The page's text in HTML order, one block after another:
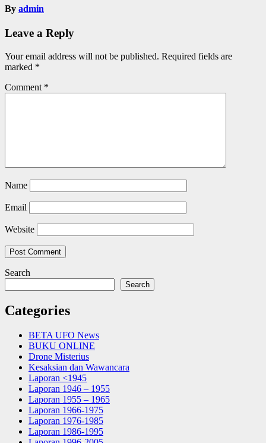
By admin
Leave a Reply
Your email address will not be published. Required fields are
marked *
Comment *
Name
Email
Website
Search
Search
Categories
BETA UFO News
BUKU ONLINE
Drone Misterius
Kesaksian dan Wawancara
Laporan <1945
Laporan 1946 – 1955
Laporan 1955 – 1965
Laporan 1966-1975
Laporan 1976-1985
Laporan 1986-1995